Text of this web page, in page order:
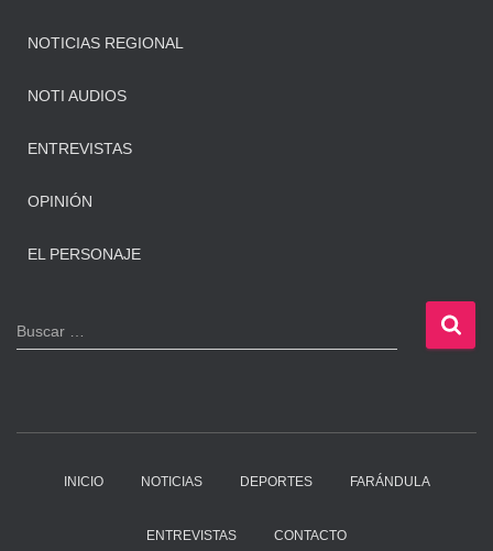
NOTICIAS REGIONAL
NOTI AUDIOS
ENTREVISTAS
OPINIÓN
EL PERSONAJE
B
u
Buscar …
INICIO NOTICIAS DEPORTES FARÁNDULA
ENTREVISTAS CONTACTO